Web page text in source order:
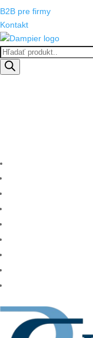
B2B pre firmy
Kontakt
Products
search